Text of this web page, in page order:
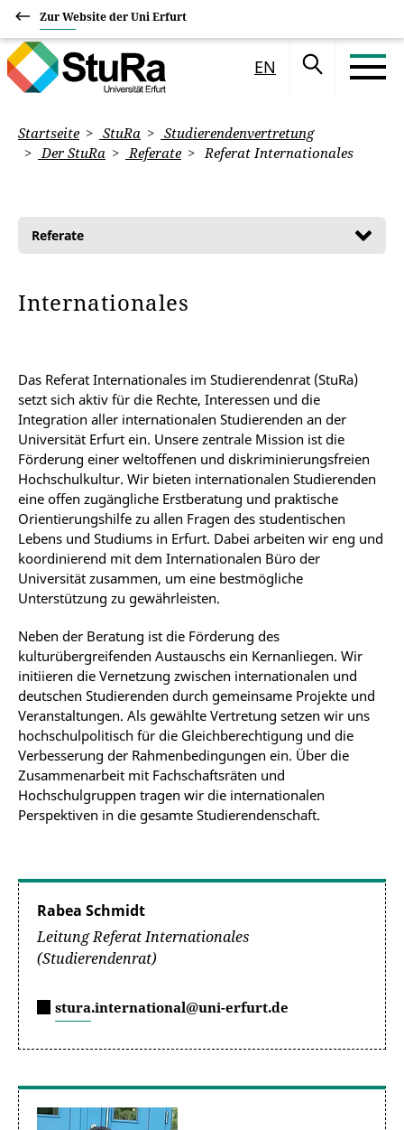
Zur Website der Uni Erfurt
EN
Startseite StuRa
Studierendenvertretung
Der StuRa
Referate Referat Internationales
Referate
Internationales
Das Referat Internationales im Studierendenrat (StuRa)
setzt sich aktiv für die Rechte, Interessen und die
Integration aller internationalen Studierenden an der
Universität Erfurt ein. Unsere zentrale Mission ist die
Förderung einer weltoffenen und diskriminierungsfreien
Hochschulkultur. Wir bieten internationalen Studierenden
eine offen zugängliche Erstberatung und praktische
Orientierungshilfe zu allen Fragen des studentischen
Lebens und Studiums in Erfurt. Dabei arbeiten wir eng und
koordinierend mit dem Internationalen Büro der
Universität zusammen, um eine bestmögliche
Unterstützung zu gewährleisten.
Neben der Beratung ist die Förderung des
kulturübergreifenden Austauschs ein Kernanliegen. Wir
initiieren die Vernetzung zwischen internationalen und
deutschen Studierenden durch gemeinsame Projekte und
Veranstaltungen. Als gewählte Vertretung setzen wir uns
hochschulpolitisch für die Gleichberechtigung und die
Verbesserung der Rahmenbedingungen ein. Über die
Zusammenarbeit mit Fachschaftsräten und
Hochschulgruppen tragen wir die internationalen
Perspektiven in die gesamte Studierendenschaft.
Rabea Schmidt
Leitung Referat Internationales
(Studierendenrat)
stura.international@uni-erfurt.de